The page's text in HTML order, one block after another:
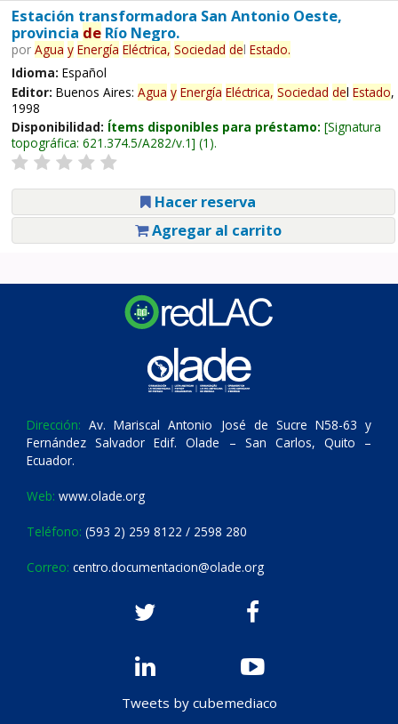
Estación transformadora San Antonio Oeste,
provincia deRío Negro.
por Agua y Energía Eléctrica, Sociedad del Estado.
Idioma: Español
Editor: Buenos Aires: Agua y Energía Eléctrica, Sociedad del Estado,
1998
Disponibilidad: Ítems disponibles para préstamo: Signatura
topográfica: 621.374.5/A282/v.1 (1).
Hacer reserva
Agregar al carrito
Dirección: Av. Mariscal Antonio José de Sucre N58-63 y
Fernández Salvador Edif. Olade – San Carlos, Quito –
Ecuador.
Web: www.olade.org
Teléfono: (593 2) 259 8122 / 2598 280
Correo: centro.documentacion@olade.org
Tweets by cubemediaco